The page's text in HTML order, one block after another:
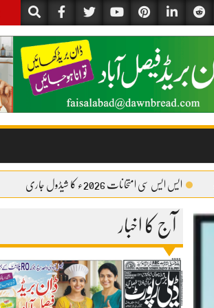
ایس ایس سی امتحانات 2026ء کا شیڈول جاری
آج کا اخبار